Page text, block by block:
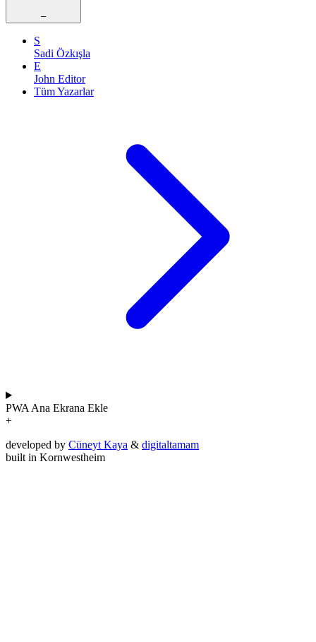
–
S
Sadi Özkışla
E
John Editor
Tüm Yazarlar
PWA Ana Ekrana Ekle
+
developed by Cüneyt Kaya & digitaltamam
built in Kornwestheim